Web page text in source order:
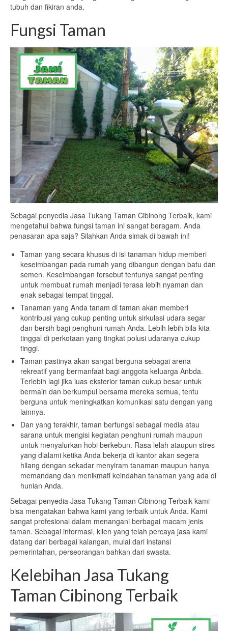
tubuh dan fikiran anda.
Fungsi Taman
Sebagai penyedia Jasa Tukang Taman Cibinong Terbaik, kami
mengetahui bahwa fungsi taman ini sangat beragam. Anda
penasaran apa saja? Silahkan Anda simak di bawah ini!
Taman yang secara khusus di isi tanaman hidup memberi
keseimbangan pada rumah yang dibangun dengan batu dan
semen. Keseimbangan tersebut tentunya sangat penting
untuk membuat rumah menjadi terasa lebih nyaman dan
enak sebagai tempat tinggal.
Tanaman yang Anda tanam di taman akan memberi
kontribusi yang cukup penting untuk sirkulasi udara segar
dan bersih bagi penghuni rumah Anda. Lebih lebih bila kita
tinggal di perkotaan yang tingkat polusi udaranya cukup
tinggi.
Taman pastinya akan sangat berguna sebagai arena
rekreatif yang bermanfaat bagi anggota keluarga Anbda.
Terlebih lagi jika luas eksterior taman cukup besar untuk
bermain dan berkumpul bersama mereka semua, tentu
berguna untuk meningkatkan komunikasi satu dengan yang
lainnya.
Dan yang terakhir, taman berfungsi sebagai media atau
sarana untuk mengisi kegiatan penghuni rumah maupun
untuk menyalurkan hobi berkebun. Rasa lelah ataupun stres
yang dialami ketika Anda bekerja di kantor akan segera
hilang dengan sekadar menyiram tanaman maupun hanya
memandang dan menikmati keindahan tanaman yang ada di
hunian Anda.
Sebagai penyedia Jasa Tukang Taman Cibinong Terbaik kami
bisa mengatakan bahwa kami yang terbaik untuk Anda. Kami
sangat profesional dalam menangani berbagai macam jenis
taman. Sebagai informasi, klien yang telah percaya jasa kami
datang dari berbagai kalangan, mulai dari instansi
pemerintahan, perseorangan bahkan dari swasta.
Kelebihan Jasa Tukang
Taman Cibinong Terbaik